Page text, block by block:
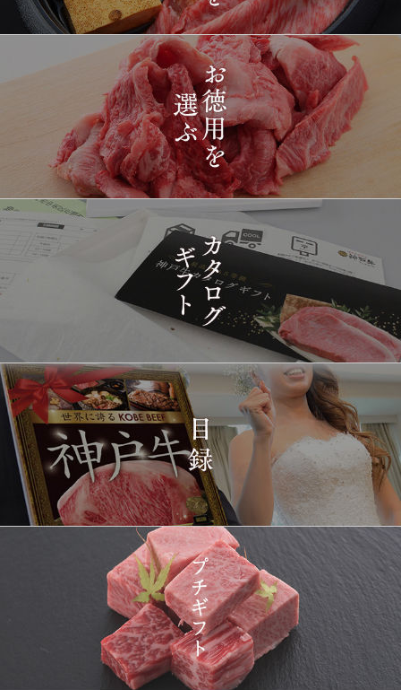
2026-
03-15
17:26:00
長野県
[ギフト] A5等級神戸牛
プレミアム霜降りももす
きやき 200g~1kg
1413
2026-
03-15
16:35:00
東京都
神戸牛目録 選べるセッ
ト ８千円
1414
2026-
14:10:00
[訳あり][家庭用] A5等級
神戸牛 フィレステーキ
1415
2026-
14:10:00
兵庫県
[家庭用] A5等級神戸牛
シャトーブリアンステー
キ 150ｇ(1枚)
2026-
12:23:00
東京都
神戸牛ギフトセット 1万
5千円 焼肉（肩ロース・
プレミアムもも）650g
1417
2026-
03-15
08:48:00
神戸牛カタログギフト
１万円
1418
2026-
03-14
22:21:00
大分県
神戸牛 食べ比べお重 二
段
2026-
03-14
20:55:00
大阪府
神戸牛目録 選べるセッ
ト １万円 2個セット
2026-
03-14
20:48:00
神奈川
県
[訳あり][家庭用] A5等級
神戸牛 サーロインステー
キ 200g
2026-
03-14
18:00:00
福岡県
神戸牛カタログギフト
１万円